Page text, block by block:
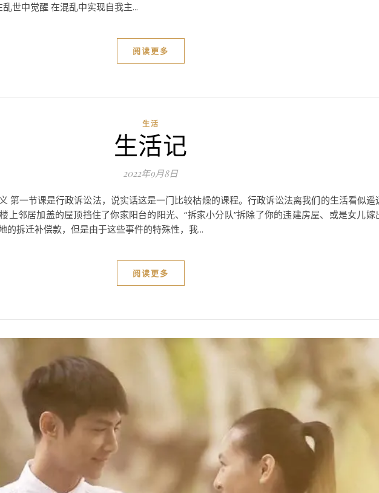
世中觉醒 在混乱中实现自我主...
阅读更多
生活
生活记
2022年9月8日
第一节课是行政诉讼法，说实话这是一门比较枯燥的课程。行政诉讼法离我们的生活看似遥
上邻居加盖的屋顶挡住了你家阳台的阳光、“拆家小分队”拆除了你的违建房屋、或是女儿嫁
的拆迁补偿款，但是由于这些事件的特殊性，我...
阅读更多